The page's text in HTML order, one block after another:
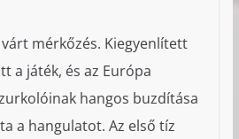
mérkőzés. Kiegyenlített
a játék, és az Európa
hangos buzdítása
a hangulatot. Az első tíz